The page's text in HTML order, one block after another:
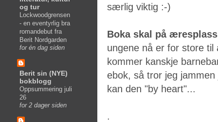
særlig viktig :-)
Boka skal på
ungene nå er for store
kommer kanskje
ebok, så tror jeg
kan den "by heart"...
.
og tur
Lockwoodgrensen
- en eventyrlig bra
romandebut fra
Berit Nordgarden
for én dag siden
Berit sin (NYE)
bokblogg
Oppsummering juli
26
for 2 dager siden